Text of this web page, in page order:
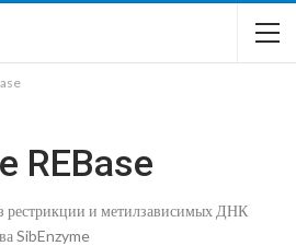
REBase
рестрикции и метилзависимых ДНК
SibEnzyme